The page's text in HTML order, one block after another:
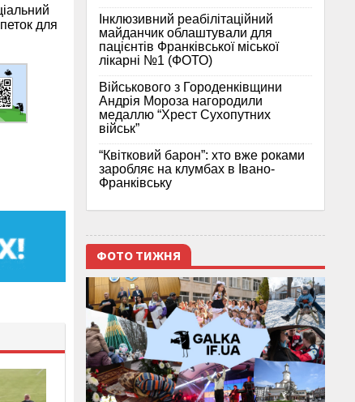
для
Інклюзивний реабілітаційний
майданчик облаштували для
пацієнтів Франківської міської
лікарні №1 (ФОТО)
Військового з Городенківщини
Андрія Мороза нагородили
медаллю “Хрест Сухопутних
військ”
“Квітковий барон”: хто вже роками
заробляє на клумбах в Івано-
Франківську
ФОТО ТИЖНЯ